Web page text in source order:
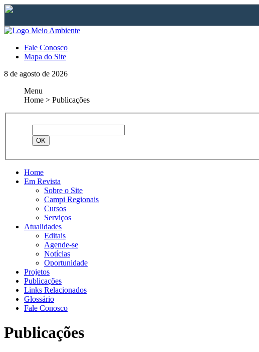
Fale Conosco
Mapa do Site
8 de agosto de 2026
Menu
Home > Publicações
Home
Em Revista
Sobre o Site
Campi Regionais
Cursos
Serviços
Atualidades
Editais
Agende-se
Notícias
Oportunidade
Projetos
Publicações
Links Relacionados
Glossário
Fale Conosco
Publicações